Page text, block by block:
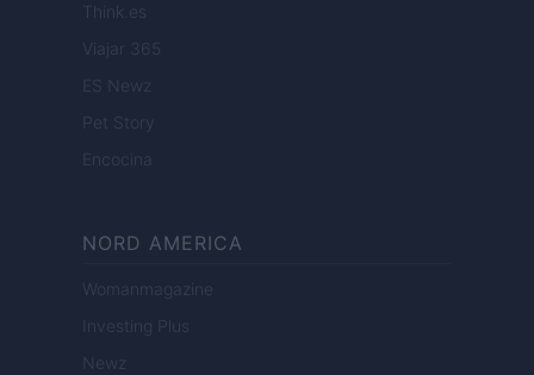
Think.es
Viajar 365
ES Newz
Pet Story
Encocina
NORD AMERICA
Womanmagazine
Investing Plus
Newz